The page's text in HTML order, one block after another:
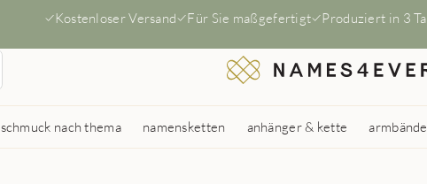
Kostenloser Versand Für Sie maßgefertigt Produziert in 3
schmuck nach thema namensketten anhänger & kette